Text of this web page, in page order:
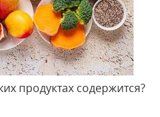
продуктах содержится?